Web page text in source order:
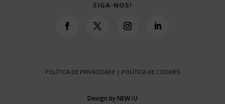
SIGA-NOS!
POLÍTICA DE PRIVACIDADE | POLÍTICA DE COOKIES
Design by NEW4U